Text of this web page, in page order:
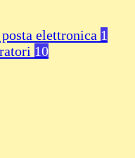
elettronica 1
10